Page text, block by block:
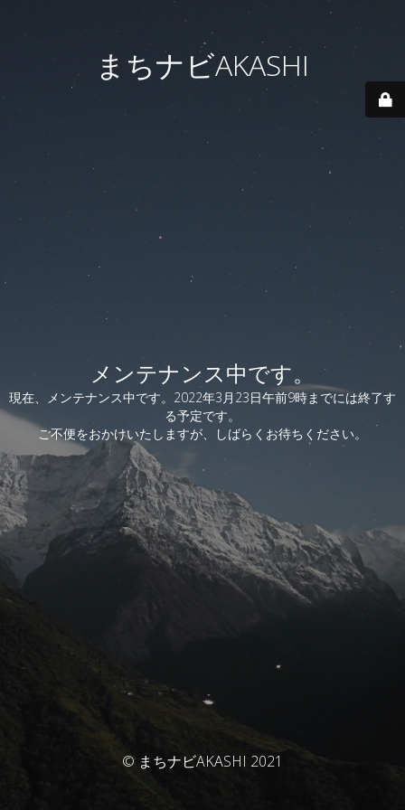
まちナビAKASHI
メンテナンス中です。
現在、メンテナンス中です。2022年3月23日午前9時までには終了す
る予定です。
ご不便をおかけいたしますが、しばらくお待ちください。
© まちナビAKASHI 2021